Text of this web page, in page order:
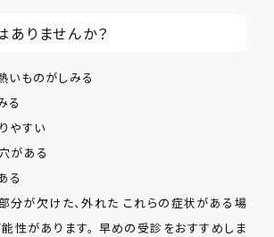
ありませんか？
いものがしみる
る
やすい
がある
る
分が欠けた、外れた これらの症状がある場
性があります。 早めの受診をおすすめしま